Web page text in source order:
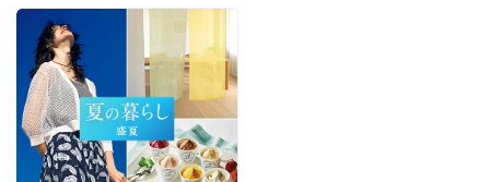
■幅が71cm以上の商品にはハギが入ります（柄合わせ）
■日本製
■※オーダー品のためキャンセル・変更・返品はご容赦く
ださい。
■遮光機能があります。
■形態安定効果があります。